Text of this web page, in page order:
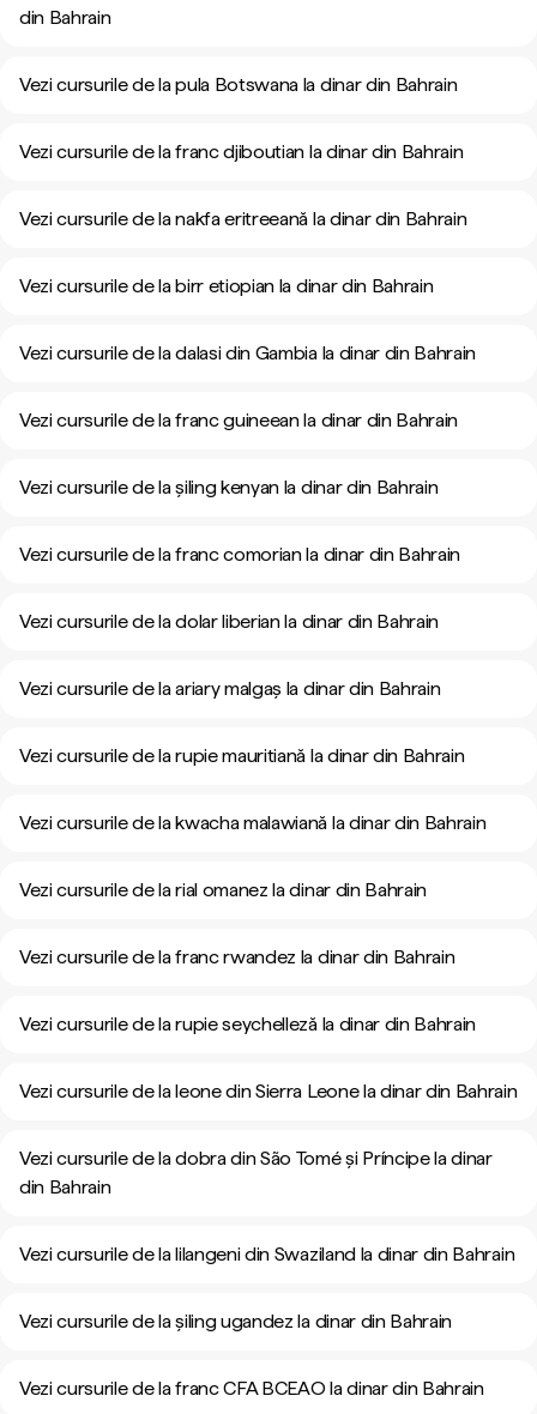
din Bahrain
Vezi cursurile de la pula Botswana la dinar din Bahrain
Vezi cursurile de la franc djiboutian la dinar din Bahrain
Vezi cursurile de la nakfa eritreeană la dinar din Bahrain
Vezi cursurile de la birr etiopian la dinar din Bahrain
Vezi cursurile de la dalasi din Gambia la dinar din Bahrain
Vezi cursurile de la franc guineean la dinar din Bahrain
Vezi cursurile de la șiling kenyan la dinar din Bahrain
Vezi cursurile de la franc comorian la dinar din Bahrain
Vezi cursurile de la dolar liberian la dinar din Bahrain
Vezi cursurile de la ariary malgaș la dinar din Bahrain
Vezi cursurile de la rupie mauritiană la dinar din Bahrain
Vezi cursurile de la kwacha malawiană la dinar din Bahrain
Vezi cursurile de la rial omanez la dinar din Bahrain
Vezi cursurile de la franc rwandez la dinar din Bahrain
Vezi cursurile de la rupie seychelleză la dinar din Bahrain
Vezi cursurile de la leone din Sierra Leone la dinar din Bahrain
Vezi cursurile de la dobra din São Tomé și Príncipe la dinar
din Bahrain
Vezi cursurile de la lilangeni din Swaziland la dinar din Bahrain
Vezi cursurile de la șiling ugandez la dinar din Bahrain
Vezi cursurile de la franc CFA BCEAO la dinar din Bahrain